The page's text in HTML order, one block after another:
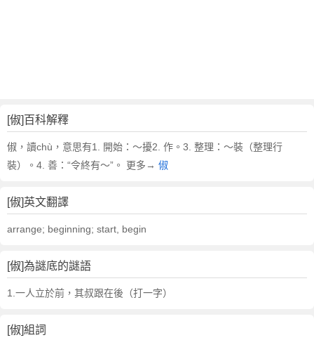
[俶]百科解釋
俶，讀chù，意思有1. 開始：～擾2. 作。3. 整理：～裝（整理行
裝）。4. 善：“令終有～”。 更多→ 俶
[俶]英文翻譯
arrange; beginning; start, begin
[俶]為謎底的謎語
1.一人立於前，其叔跟在後（打一字）
[俶]組詞